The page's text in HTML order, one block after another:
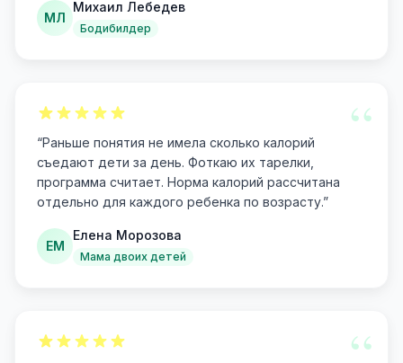
МЛ
Михаил Лебедев
Бодибилдер
“
“Раньше понятия не имела сколько калорий
съедают дети за день. Фоткаю их тарелки,
программа считает. Норма калорий рассчитана
отдельно для каждого ребенка по возрасту.”
ЕМ
Елена Морозова
Мама двоих детей